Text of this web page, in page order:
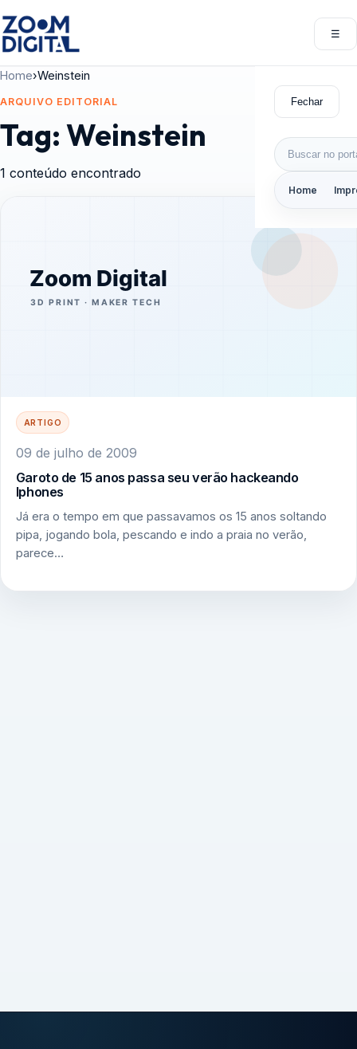
☰
Fechar
Buscar por:
Home
Home›Weinstein
ARQUIVO EDITORIAL
Tag:Weinstein
1 conteúdo encontrado
ARTIGO
09 de julho de 2009
Garoto de 15 anos passa seu verão hackeando
Iphones
Já era o tempo em que passavamos os 15 anos soltando
pipa, jogando bola, pescando e indo a praia no verão,
parece…